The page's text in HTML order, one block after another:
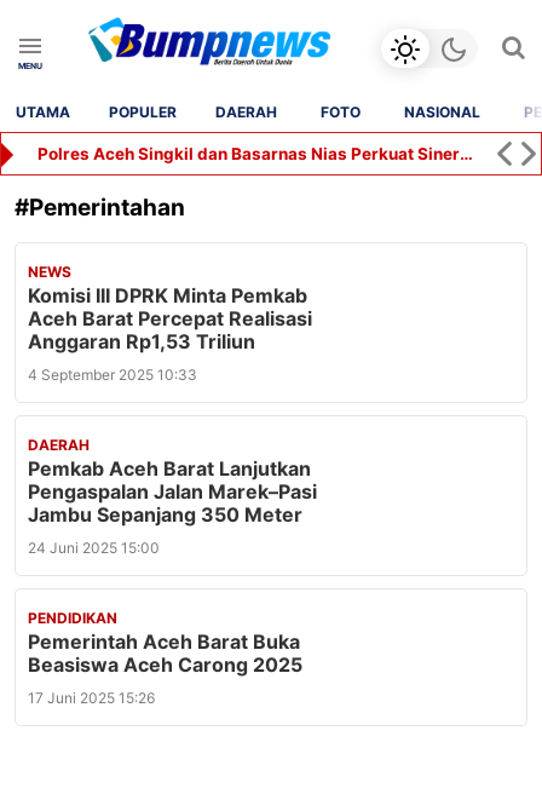
UTAMA POPULER DAERAH FOTO NASIONAL
Polres Aceh Singkil dan Basarnas Nias Perkuat Sinergi Penanganan Darurat
#Pemerintahan
NEWS
Komisi III DPRK Minta Pemkab
Aceh Barat Percepat Realisasi
Anggaran Rp1,53 Triliun
4 September 2025 10:33
DAERAH
Pemkab Aceh Barat Lanjutkan
Pengaspalan Jalan Marek–Pasi
Jambu Sepanjang 350 Meter
24 Juni 2025 15:00
PENDIDIKAN
Pemerintah Aceh Barat Buka
Beasiswa Aceh Carong 2025
17 Juni 2025 15:26